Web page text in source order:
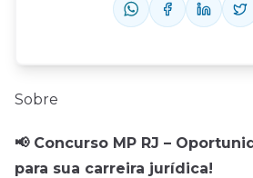
Sobre
📢 Concurso MP RJ –
para sua carreira jurídica!